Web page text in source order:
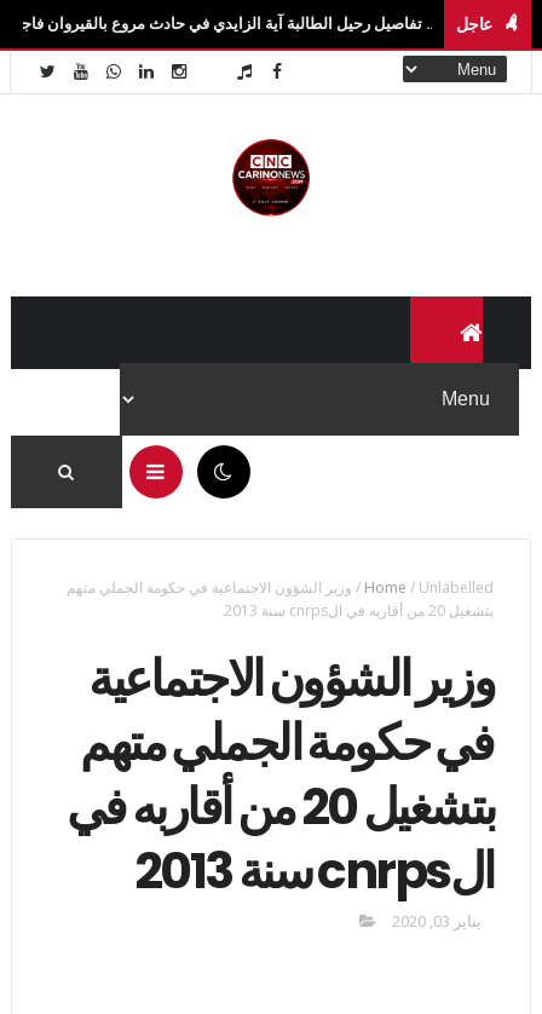
عاجل
تفاصيل رحيل الطالبة آية الزايدي في حادث مروع بالقيروان فاجعة تهزّ سيدي بوزيد..
Home / Unlabelled
/ وزير الشؤون الاجتماعية في حكومة الجملي متهم
بتشغيل 20 من أقاربه في الcnrps سنة 2013
وزير الشؤون الاجتماعية
في حكومة الجملي متهم
بتشغيل 20 من أقاربه في
الcnrps سنة 2013
يناير 03, 2020